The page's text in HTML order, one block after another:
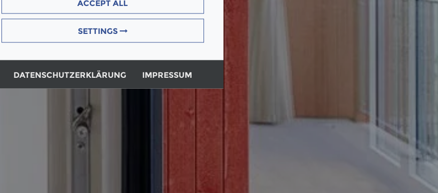
ACCEPT ALL
SETTINGS
DATENSCHUTZERKLÄRUNG IMPRESSUM